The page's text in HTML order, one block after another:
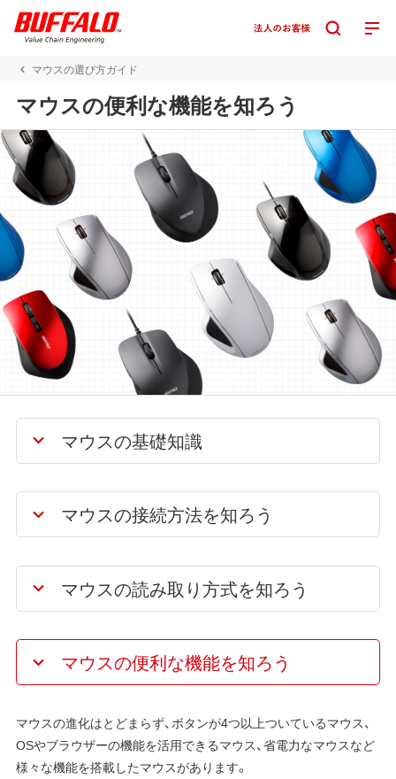
マウスの選び方ガイド
マウスの便利な機能を知ろう
マウスの基礎知識
マウスの接続方法を知ろう
マウスの読み取り方式を知ろう
マウスの便利な機能を知ろう
マウスの進化はとどまらず、ボタンが4つ以上ついているマウス、
OSやブラウザーの機能を活用できるマウス、省電力なマウスなど
様々な機能を搭載したマウスがあります。